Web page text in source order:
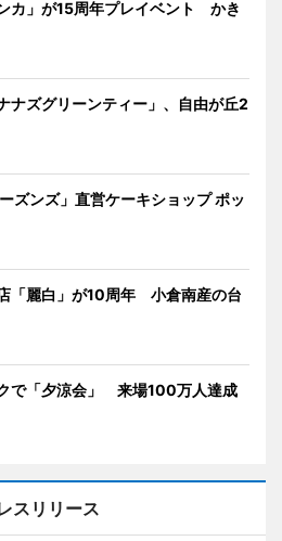
カ」が15周年プレイベント かき
ナズグリーンティー」、自由が丘2
ズンズ」直営ケーキショップ ポッ
「麗白」が10周年 小倉南産の台
で「夕涼会」 来場100万人達成
スリリース